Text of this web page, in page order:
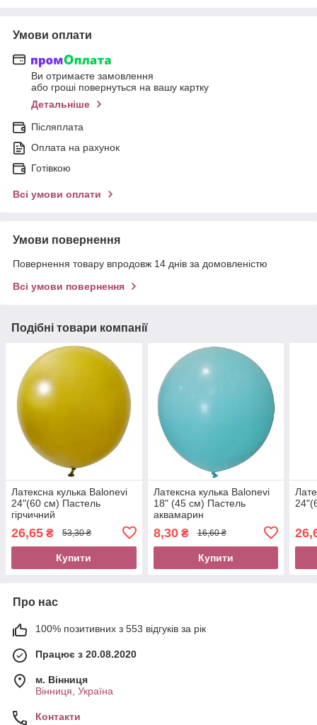
Умови оплати
Ви отримаєте замовлення
або гроші повернуться на вашу картку
Детальніше
Післяплата
Оплата на рахунок
Готівкою
Всі умови оплати
Умови повернення
Повернення товару впродовж 14 днів за домовленістю
Всі умови повернення
Подібні товари компанії
Латексна кулька Balonevi
24"(60 см) Пастель
гірчичний
26,65 ₴ 53,30 ₴
Купити
Латексна кулька Balonevi
18" (45 см) Пастель
аквамарин
8,30₴ 16,60 ₴
Купити
Про нас
100% позитивних з 553 відгуків за рік
Працює з 20.08.2020
м. Вінниця
Вінниця, Україна
Контакти